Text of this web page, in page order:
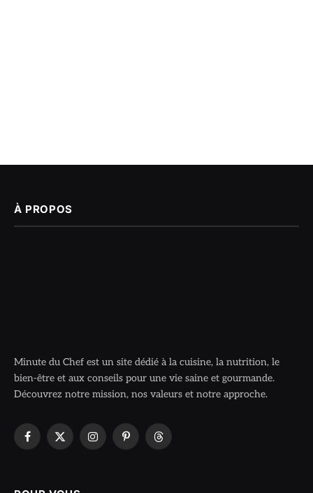
À PROPOS
Minute du Chef est un site dédié à la cuisine, la nutrition, le
bien-être et aux conseils pour une vie saine et gourmande.
Découvrez notre mission, nos valeurs et notre approche.
Facebook
X
InstagramPinterestThreads